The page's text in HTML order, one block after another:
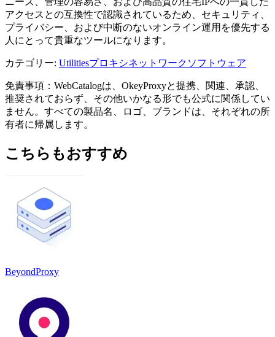
アクセスとの互換性で認識されているため、セキュリティ、
プライバシー、および中断のないオンライン運用を優先する
人にとって貴重なツールになります。
カテゴリー: Utilitiesプロキシネットワークソフトウェア
免責事項：WebCatalogは、OkeyProxyと提携、関連、承認、
推奨されておらず、その他いかなる形でも公式に関係してい
ません。すべての製品名、ロゴ、ブランドは、それぞれの所
有者に帰属します。
こちらもおすすめ
BeyondProxy